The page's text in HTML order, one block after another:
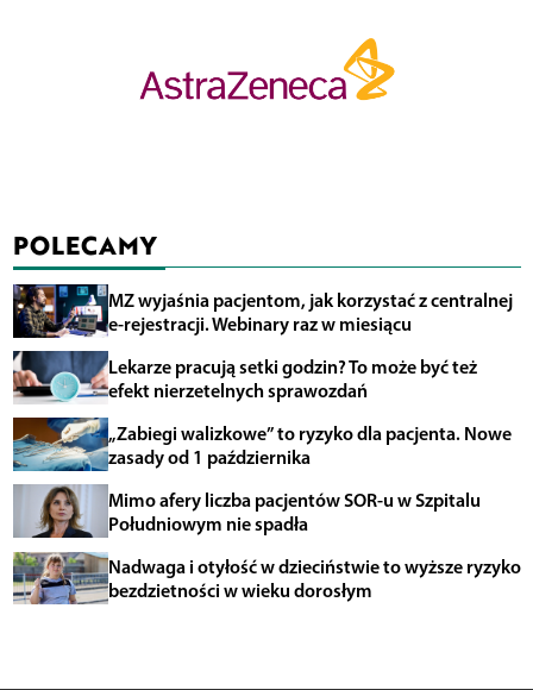
POLECAMY
MZ wyjaśnia pacjentom, jak korzystać z centralnej
e-rejestracji. Webinary raz w miesiącu
Lekarze pracują setki godzin? To może być też
efekt nierzetelnych sprawozdań
„Zabiegi walizkowe” to ryzyko dla pacjenta. Nowe
zasady od 1 października
Mimo afery liczba pacjentów SOR-u w Szpitalu
Południowym nie spadła
Nadwaga i otyłość w dzieciństwie to wyższe ryzyko
bezdzietności w wieku dorosłym